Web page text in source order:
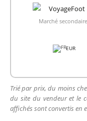
Marché secondaire
EUR
Trié par prix, du moins
du site du vendeur et le
affichés sont convertis en